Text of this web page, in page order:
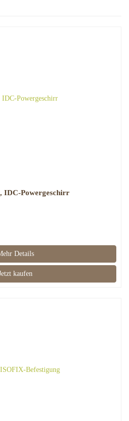
IDC-Powergeschirr
Details
kaufen